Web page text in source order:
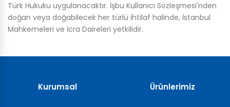
Türk Hukuku uygulanacaktır. İşbu Kullanıcı Sözleşmesi'nden
doğan veya doğabilecek her türlü ihtilaf halinde, İstanbul
Mahkemeleri ve İcra Daireleri yetkilidir.
Kurumsal Ürünlerimiz